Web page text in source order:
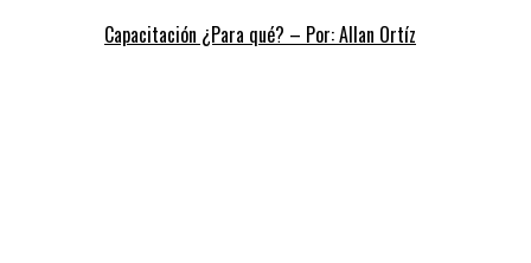
Capacitación ¿Para qué? – Por: Allan Ortíz